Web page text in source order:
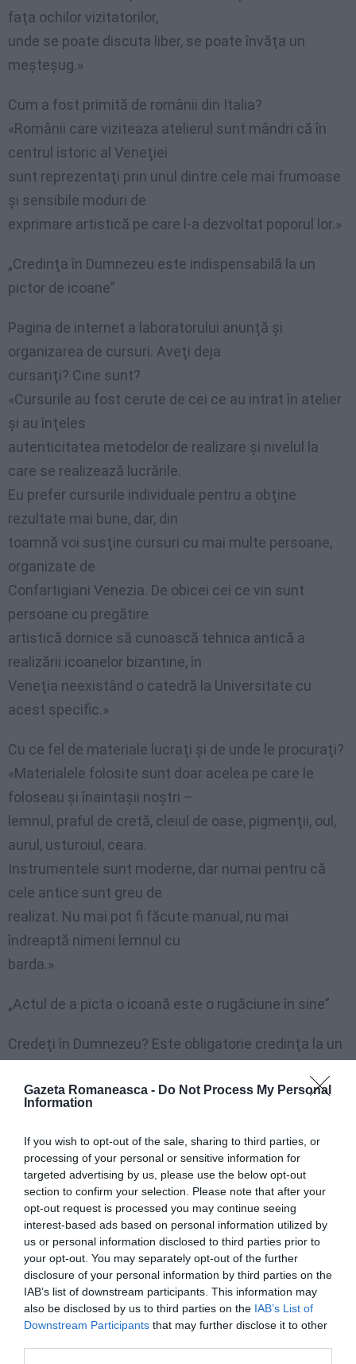
Gazeta Romaneasca - Do Not Process My Personal
Information
If you wish to opt-out of the sale, sharing to third parties, or
processing of your personal or sensitive information for
targeted advertising by us, please use the below opt-out
section to confirm your selection. Please note that after your
opt-out request is processed you may continue seeing
interest-based ads based on personal information utilized by
us or personal information disclosed to third parties prior to
your opt-out. You may separately opt-out of the further
disclosure of your personal information by third parties on the
IAB’s list of downstream participants. This information may
also be disclosed by us to third parties on the IAB’s List of
Downstream Participants that may further disclose it to other
faţa ochilor vizitatorilor,
unde se poate discuta liber, se poate învăţa un
meşteşug.»
Cum a fost primită de românii din Italia?
«Românii care viziteaza atelierul sunt mândri că în
centrul istoric al Veneţiei
sunt reprezentaţi prin unul dintre cele mai frumoase
şi sensibile moduri de
exprimare artistică pe care l-a dezvoltat poporul lor.»
„Credinţa în Dumnezeu este indispensabilă la un
pictor de icoane”
Pagina de internet a laboratorului anunţă şi
organizarea de cursuri. Aveţi deja
cursanţi? Cine sunt?
«Cursurile au fost cerute de cei ce au intrat în atelier
şi au înţeles
autenticitatea metodelor de realizare şi nivelul la
care se realizează lucrările.
Eu prefer cursurile individuale pentru a obţine
rezultate mai bune, dar, din
toamnă voi susţine cursuri cu mai multe persoane,
organizate de
Confartigiani Venezia. De obicei cei ce vin sunt
persoane cu pregătire
artistică dornice să cunoască tehnica antică a
realizării icoanelor bizantine, în
Veneţia neexistând o catedră la Universitate cu
acest specific.»
Cu ce fel de materiale lucraţi şi de unde le procuraţi?
«Materialele folosite sunt doar acelea pe care le
foloseau şi înaintaşii noştri –
lemnul, praful de cretă, cleiul de oase, pigmenţii, oul,
aurul, usturoiul, ceara.
Instrumentele sunt moderne, dar numai pentru că
cele antice sunt greu de
realizat. Nu mai pot fi făcute manual, nu mai
îndreaptă nimeni lemnul cu
barda.»
„Actul de a picta o icoană este o rugăciune în sine”
Credeţi în Dumnezeu? Este obligatorie credinţa la un
«Credinţa în Dumnezeu este indispensabilă. Nu poţi
fără a avea ca lumină dragostea faţă de Creator şi
de Maica Sfântă, alături de
toţi sfinţii Bisericii noastre creştine. Eu sunt
absolventă a Facultăţii de
Teologie Ortodoxă din Bucureşti. Pregătirea mea ca
teolog mă ajută în
realizarea corectă şi conştientă a icoanelor, dar
credinţa e cea care îmi înalţă
inima şi cugetul, întărindu-mi neputincioasele mele
mâini spre zugrăvirea